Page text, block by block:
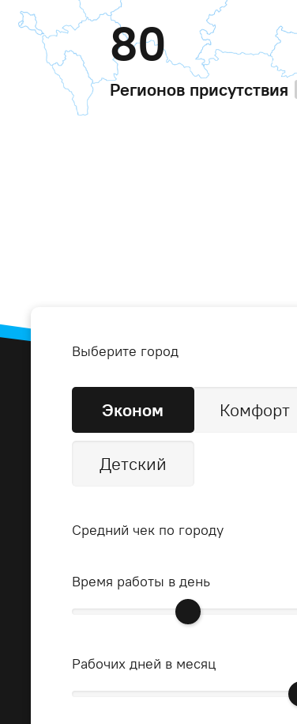
80
Регионов присутствия
Выберите город
Эконом Комфорт
Детский
Средний чек по городу
Время работы в день
Рабочих дней в месяц